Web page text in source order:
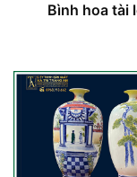
Bình hoa tài